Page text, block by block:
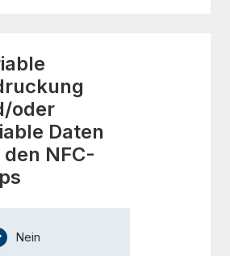
oder
Daten
NFC-
Nein